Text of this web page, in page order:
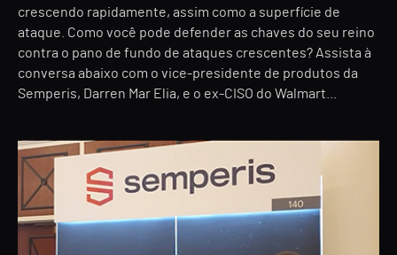
crescendo rapidamente, assim como a superfície de
ataque. Como você pode defender as chaves do seu reino
contra o pano de fundo de ataques crescentes? Assista à
conversa abaixo com o vice-presidente de produtos da
Semperis, Darren Mar Elia, e o ex-CISO do Walmart...